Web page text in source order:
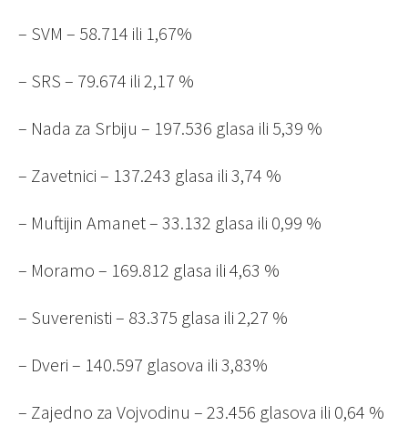
– SVM – 58.714 ili 1,67%
– SRS – 79.674 ili 2,17 %
– Nada za Srbiju – 197.536 glasa ili 5,39 %
– Zavetnici – 137.243 glasa ili 3,74 %
– Muftijin Amanet – 33.132 glasa ili 0,99 %
– Moramo – 169.812 glasa ili 4,63 %
– Suverenisti – 83.375 glasa ili 2,27 %
– Dveri – 140.597 glasova ili 3,83%
– Zajedno za Vojvodinu – 23.456 glasova ili 0,64 %